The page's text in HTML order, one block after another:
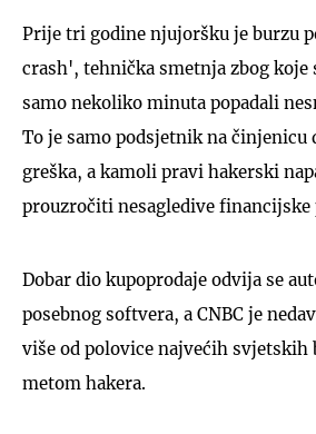
Prije tri godine njujoršku je burzu
crash', tehnička smetnja zbog koje
samo nekoliko minuta popadali
To je samo podsjetnik na činjenicu
greška, a kamoli pravi hakerski
prouzročiti nesagledive financijske
Dobar dio kupoprodaje odvija se
posebnog softvera, a CNBC je
više od polovice najvećih svjetskih
metom hakera.